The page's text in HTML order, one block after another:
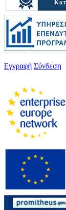
Εγγραφή Σύνδεση